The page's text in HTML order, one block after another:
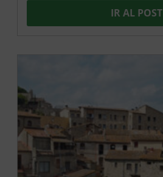
IR AL POST